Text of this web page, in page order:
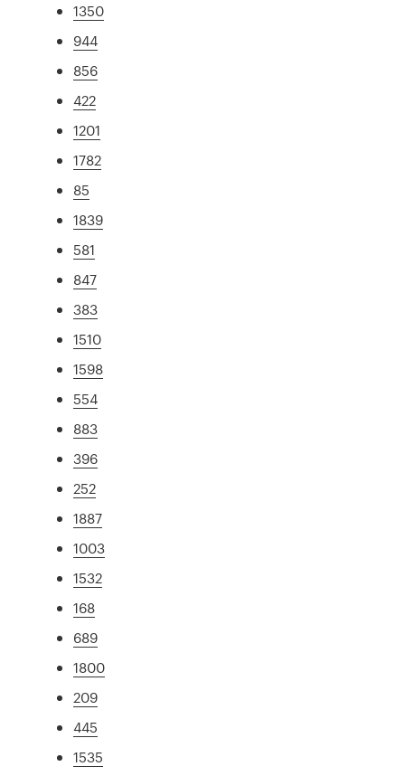
1350
944
856
422
1201
1782
85
1839
581
847
383
1510
1598
554
883
396
252
1887
1003
1532
168
689
1800
209
445
1535